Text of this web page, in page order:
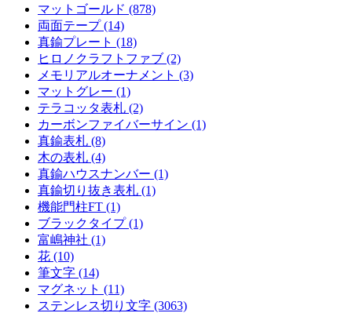
マットゴールド (878)
両面テープ (14)
真鍮プレート (18)
ヒロノクラフトファブ (2)
メモリアルオーナメント (3)
マットグレー (1)
テラコッタ表札 (2)
カーボンファイバーサイン (1)
真鍮表札 (8)
木の表札 (4)
真鍮ハウスナンバー (1)
真鍮切り抜き表札 (1)
機能門柱FT (1)
ブラックタイプ (1)
富嶋神社 (1)
花 (10)
筆文字 (14)
マグネット (11)
ステンレス切り文字 (3063)